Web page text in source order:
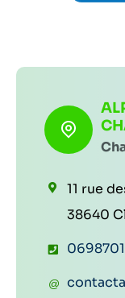
11 rue
38640
T
C